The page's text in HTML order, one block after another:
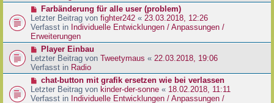
a
g
r
B
e
i
t
a
g
N
e
u
e
r
B
e
i
r
a
Farbänderung für alle user (problem)
Letzter Beitrag von fighter242 « 23.03.2018, 12:26
Verfasst in Individuelle Entwicklungen / Anpassungen /
Erweiterungen
N
e
u
e
r
B
Player Einbau
Letzter Beitrag von Tweetymaus « 22.03.2018, 19:06
Verfasst in Radio
N
e
u
chat-button mit grafik ersetzen wie bei verlassen
Letzter Beitrag von kinder-der-sonne « 18.02.2018, 11:11
Verfasst in Individuelle Entwicklungen / Anpassungen /